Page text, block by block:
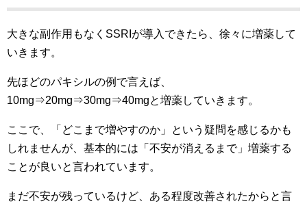
大きな副作用もなくSSRIが導入できたら、徐々に増薬して
いきます。
先ほどのパキシルの例で言えば、
10mg⇒20mg⇒30mg⇒40mgと増薬していきます。
ここで、「どこまで増やすのか」という疑問を感じるかも
しれませんが、基本的には「不安が消えるまで」増薬する
ことが良いと言われています。
まだ不安が残っているけど、ある程度改善されたからと言